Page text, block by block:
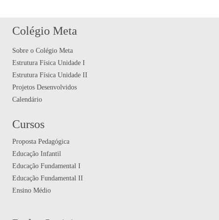
Colégio Meta
Sobre o Colégio Meta
Estrutura Física Unidade I
Estrutura Física Unidade II
Projetos Desenvolvidos
Calendário
Cursos
Proposta Pedagógica
Educação Infantil
Educação Fundamental I
Educação Fundamental II
Ensino Médio